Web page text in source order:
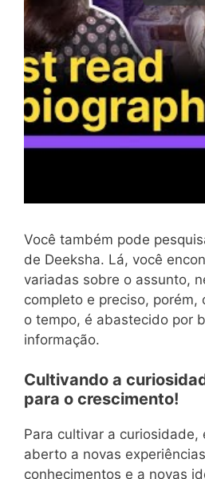
Você também pode
de Deeksha. Lá, você
variadas sobre o assunto,
completo e preciso, porém,
o tempo, é abastecido por
informação.
Cultivando a
para o crescimento!
Para cultivar a curiosidade,
aberto a novas
conhecimentos e a novas